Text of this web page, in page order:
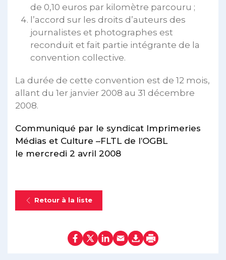
de 0,10 euros par kilomètre parcouru ;
l’accord sur les droits d’auteurs des
journalistes et photographes est
reconduit et fait partie intégrante de la
convention collective.
La durée de cette convention est de 12 mois,
allant du 1er janvier 2008 au 31 décembre
2008.
Communiqué par le syndicat Imprimeries
Médias et Culture –FLTL de l’OGBL
le mercredi 2 avril 2008
Retour à la liste